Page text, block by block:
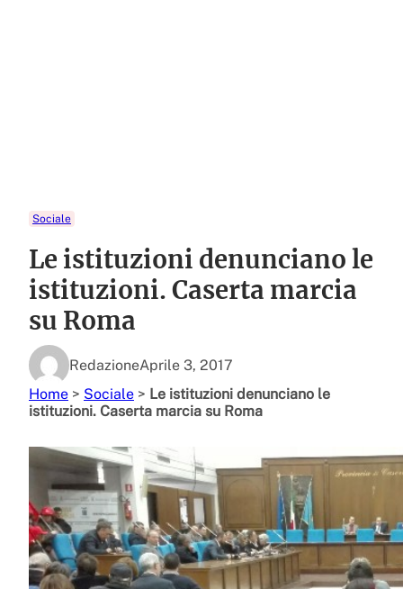
Sociale
Le istituzioni denunciano le
istituzioni. Caserta marcia
su Roma
RedazioneAprile 3, 2017
Home > Sociale > Le istituzioni denunciano le
istituzioni. Caserta marcia su Roma